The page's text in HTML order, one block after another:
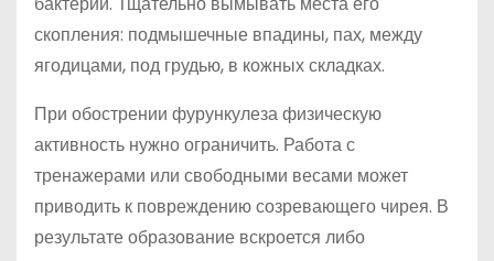
скопления: подмышечные впадины, пах, между
ягодицами, под грудью, в кожных складках.
При обострении фурункулеза физическую
активность нужно ограничить. Работа с
тренажерами или свободными весами может
приводить к повреждению созревающего чирея. В
результате образование вскроется либо